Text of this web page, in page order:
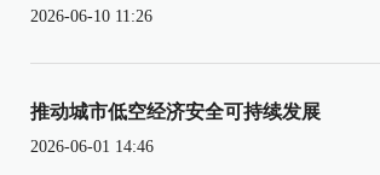
2026-06-10 11:26
推动城市低空经济安全可持续发展
2026-06-01 14:46